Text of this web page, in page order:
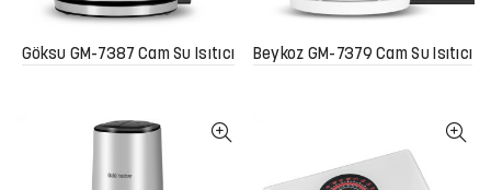
Göksu GM-7387 Cam Su Isıtıcı Beykoz GM-7379 Cam Su Isıtıcı